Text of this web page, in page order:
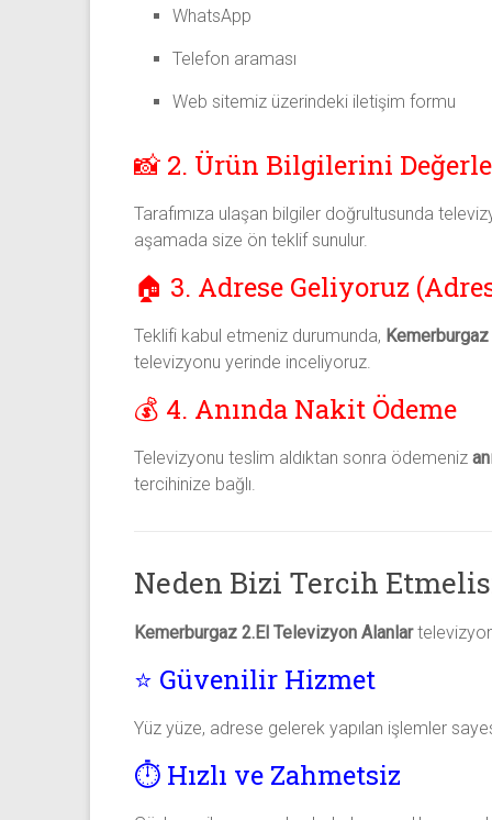
WhatsApp
Telefon araması
Web sitemiz üzerindeki iletişim formu
📸 2. Ürün Bilgilerini
Tarafımıza ulaşan bilgiler doğrultusunda
aşamada size ön teklif sunulur.
🏠 3. Adrese Geliyoruz
Teklifi kabul etmeniz durumunda,
televizyonu yerinde inceliyoruz.
💰 4. Anında Nakit Ödeme
Televizyonu teslim aldıktan sonra ödemeniz
tercihinize bağlı.
Neden Bizi Tercih
Kemerburgaz 2.El Televizyon Alanlartelevizyon
⭐ Güvenilir Hizmet
Yüz yüze, adrese gelerek yapılan işlemler
⏱️ Hızlı ve Zahmetsiz